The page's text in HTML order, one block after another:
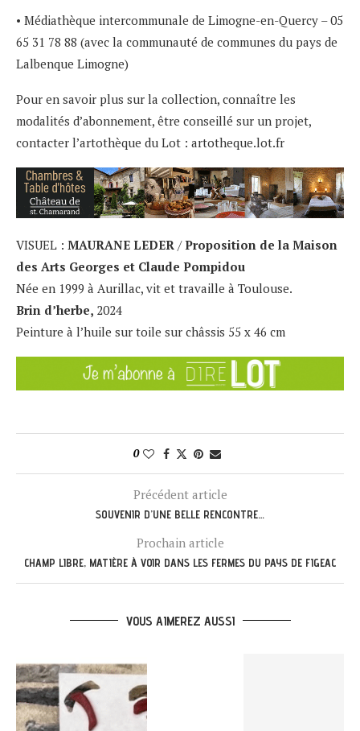
• Médiathèque intercommunale de Limogne-en-Quercy – 05
65 31 78 88 (avec la communauté de communes du pays de
Lalbenque Limogne)
Pour en savoir plus sur la collection, connaître les
modalités d’abonnement, être conseillé sur un projet,
contacter l’artothèque du Lot : artotheque.lot.fr
VISUEL : MAURANE LEDER /Proposition de la Maison
des Arts Georges et Claude Pompidou
Née en 1999 à Aurillac, vit et travaille à Toulouse.
Brin d’herbe, 2024
Peinture à l’huile sur toile sur châssis 55 x 46 cm
0
Précédent article
SOUVENIR D’UNE BELLE RENCONTRE…
Prochain article
CHAMP LIBRE, MATIÈRE À VOIR DANS LES FERMES DU PAYS DE FIGEAC
VOUS AIMEREZ AUSSI